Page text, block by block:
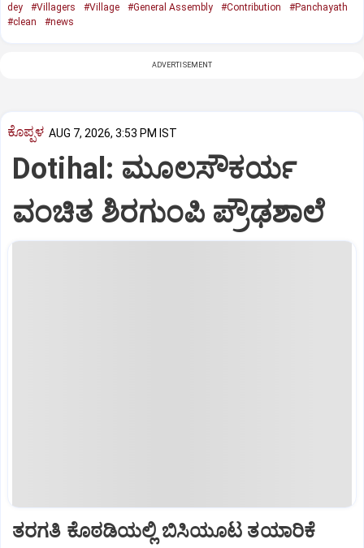
dey
#Villagers #Village #General Assembly #Contribution
#Panchayath
#clean
#news
ADVERTISEMENT
ಕೊಪ್ಪಳ AUG 7, 2026, 3:53 PM IST
Dotihal: ಮೂಲಸೌಕರ್ಯ
ವಂಚಿತ ಶಿರಗುಂಪಿ ಪ್ರೌಢಶಾಲೆ
ತರಗತಿ ಕೊಠಡಿಯಲ್ಲಿ ಬಿಸಿಯೂಟ ತಯಾರಿಕೆ